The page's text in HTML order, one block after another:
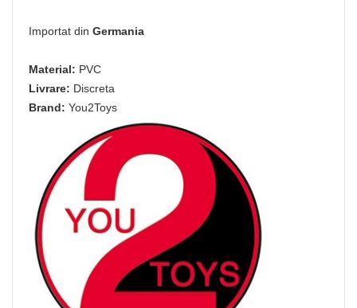
Importat din Germania
Material: PVC
Livrare: Discreta
Brand: You2Toys